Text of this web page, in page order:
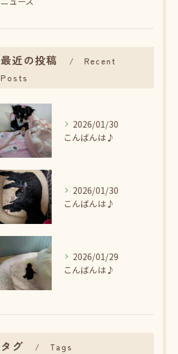
最近の投稿
Recent
Posts
2026/01/30
こんばんは♪
2026/01/30
こんばんは♪
2026/01/29
こんばんは♪
タグ Tags